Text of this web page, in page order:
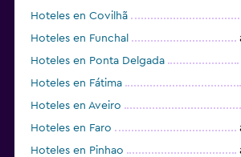
Hoteles en Covilhã
Hoteles en Funchal
Hoteles en Ponta Delgada
Hoteles en Fátima
Hoteles en Aveiro
Hoteles en Faro
Hoteles en Pinhao